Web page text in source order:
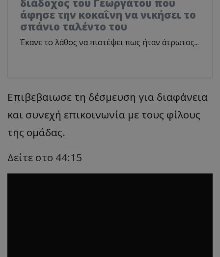
διάδοχος του Γεωργάτου που
άφησε την κοκαΐνη να νικήσει το
σπάνιο ταλέντο του
Έκανε το λάθος να πιστέψει πως ήταν άτρωτος...
Επιβεβαιωσε τη δέσμευση για διαφάνεια
και συνεχή επικοινωνία με τους φίλους
της ομάδας.
Δείτε στο 44:15